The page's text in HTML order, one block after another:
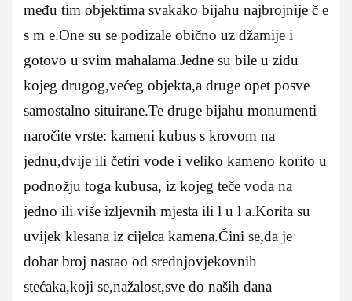
među tim objektima svakako bijahu najbrojnije č e
s m e.One su se podizale obično uz džamije i
gotovo u svim mahalama.Jedne su bile u zidu
kojeg drugog,većeg objekta,a druge opet posve
samostalno situirane.Te druge bijahu monumenti
naročite vrste: kameni kubus s krovom na
jednu,dvije ili četiri vode i veliko kameno korito u
podnožju toga kubusa, iz kojeg teče voda na
jedno ili više izljevnih mjesta ili l u l a.Korita su
uvijek klesana iz cijelca kamena.Čini se,da je
dobar broj nastao od srednjovjekovnih
stećaka,koji se,nažalost,sve do naših dana